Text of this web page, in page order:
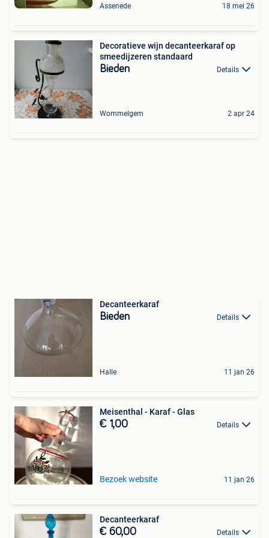
Assenede 18 mei 26
Decoratieve wijn decanteerkaraf op
smeedijzeren standaard
Bieden Details
Wommelgem 2 apr 24
Decanteerkaraf
Bieden Details
Halle 11 jan 26
Meisenthal - Karaf - Glas
€ 1,00 Details
Bezoek website 11 jan 26
Decanteerkaraf
€ 60,00 Details